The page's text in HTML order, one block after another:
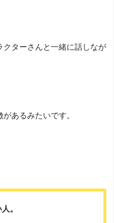
ターさんと一緒に話しなが
あるみたいです。
。